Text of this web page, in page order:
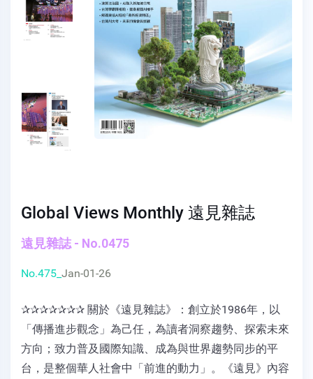
Global Views Monthly 遠見雜誌
遠見雜誌 - No.0475
No.475_ Jan-01-26
✰✰✰✰✰✰✰ 關於《遠見雜誌》：創立於1986年，以
「傳播進步觀念」為己任，為讀者洞察趨勢、探索未來
方向；致力普及國際知識、成為與世界趨勢同步的平
台，是整個華人社會中「前進的動力」。《遠見》內容